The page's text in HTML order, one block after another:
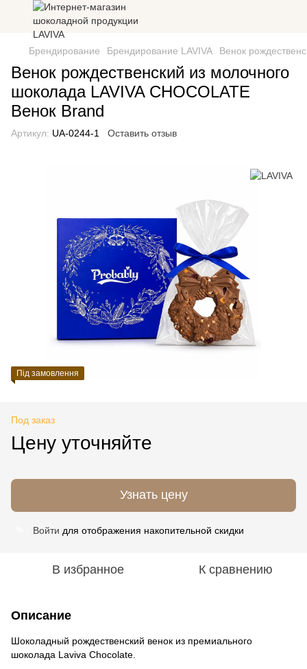
Брендирование Брендирование LAVIVA Венок
Венок рождественский из молочного
шоколада LAVIVA CHOCOLATE
Венок Brand
Артикул: UA-0244-1 Оставить отзыв
Під замовлення
Под заказ
Цену уточняйте
Узнать цену
Войти для отображения накопительной скидки
В избранное К сравнению
Описание
Шоколадный рождественский венок из премиального
шоколада Laviva Chocolate.